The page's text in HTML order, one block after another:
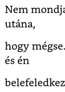
Nem
utána,
hogy
és én